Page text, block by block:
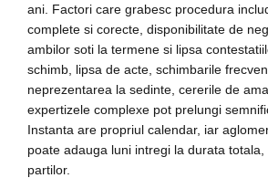
ani. Factori care grabesc procedura
complete si corecte, disponibilitate de
ambilor soti la termene si lipsa
schimb, lipsa de acte, schimbarile
neprezentarea la sedinte, cererile de
expertizele complexe pot prelungi
Instanta are propriul calendar, iar
poate adauga luni intregi la durata
partilor.